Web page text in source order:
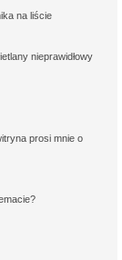
na liście
nieprawidłowy
prosi mnie o